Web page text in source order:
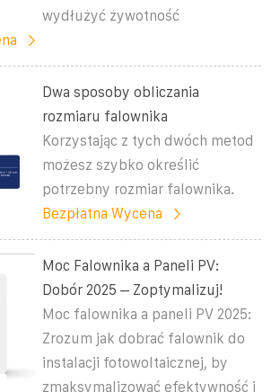
wydłużyć żywotność
Dwa sposoby obliczania
rozmiaru falownika
Korzystając z tych dwóch metod
możesz szybko określić
potrzebny rozmiar falownika.
Bezpłatna Wycena
Moc Falownika a Paneli PV:
Dobór 2025 – Zoptymalizuj!
Moc falownika a paneli PV 2025:
Zrozum jak dobrać falownik do
instalacji fotowoltaicznej, by
zmaksymalizować efektywność i